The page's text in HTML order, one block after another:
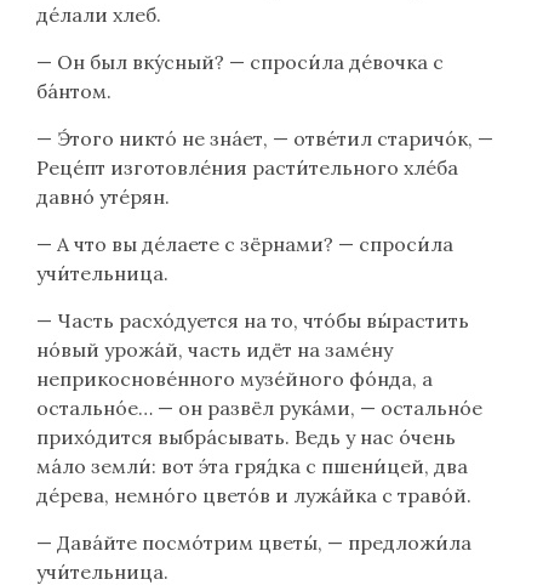
де́лали хлеб.
— Он был вку́сный? — спроси́ла де́вочка с
ба́нтом.
— Э́того никто́ не зна́ет, — отве́тил старичо́к, —
Реце́пт изготовле́ния расти́тельного хле́ба
давно́ уте́рян.
— А что вы де́лаете с зёрнами? — спроси́ла
учи́тельница.
— Часть расхо́дуется на то, что́бы вы́растить
но́вый урожа́й, часть идёт на заме́ну
неприкоснове́нного музе́йного фо́нда, а
остально́е… — он развёл рука́ми, — остально́е
прихо́дится выбра́сывать. Ведь у нас о́чень
ма́ло земли́: вот э́та гря́дка с пшени́цей, два
де́рева, немно́го цвето́в и лужа́йка с траво́й.
— Дава́йте посмо́трим цветы́, — предложи́ла
учи́тельница.